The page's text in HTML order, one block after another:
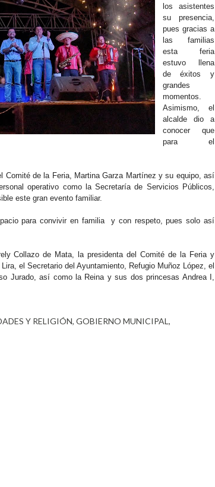
los asistentes
su presencia,
pues gracias a
las familias
esta feria
estuvo llena
de éxitos y
grandes
momentos.
Asimismo, el
alcalde dio a
conocer que
para el
Comité de la Feria, Martina Garza Martínez y su equipo, así
operativo como la Secretaría de Servicios Públicos,
este gran evento familiar.
para convivir en familia y con respeto, pues solo así
Collazo de Mata, la presidenta del Comité de la Feria y
el Secretario del Ayuntamiento, Refugio Muñoz López, el
Jurado, así como la Reina y sus dos princesas Andrea I,
Y RELIGIÓN GOBIERNO MUNICIPAL